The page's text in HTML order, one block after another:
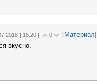
| 15:20 | 0 [Материал]
вкусно.